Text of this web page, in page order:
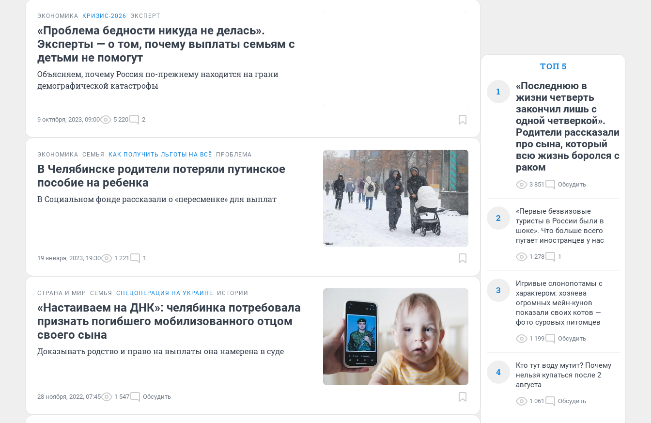
ЭКОНОМИКА КРИЗИС-2026 ЭКСПЕРТ
«Проблема бедности никуда не делась».
Эксперты — о том, почему выплаты семьям с
детьми не помогут
Объясняем, почему Россия по-прежнему находится на грани
демографической катастрофы
9 октября, 2023, 09:00 5 220 2
ЭКОНОМИКА СЕМЬЯ КАК ПОЛУЧИТЬ ЛЬГОТЫ НА ВСЁ ПРОБЛЕМА
В Челябинске родители потеряли путинское
пособие на ребенка
В Социальном фонде рассказали о «пересменке» для выплат
19 января, 2023, 19:30 1 221 1
СТРАНА И МИР СЕМЬЯ СПЕЦОПЕРАЦИЯ НА УКРАИНЕ ИСТОРИИ
«Настаиваем на ДНК»: челябинка потребовала
признать погибшего мобилизованного отцом
своего сына
Доказывать родство и право на выплаты она намерена в суде
28 ноября, 2022, 07:45 1 547 Обсудить
ТОП 5
1
«Последнюю в
жизни четверть
закончил лишь с
одной четверкой».
Родители рассказали
про сына, который
всю жизнь боролся с
раком
3 851 Обсудить
2
«Первые безвизовые
туристы в России были в
шоке». Что больше всего
пугает иностранцев у нас
1 278 1
3
Игривые слонопотамы с
характером: хозяева
огромных мейн-кунов
показали своих котов —
фото суровых питомцев
1 199 Обсудить
4
Кто тут воду мутит? Почему
нельзя купаться после 2
августа
1 061 Обсудить